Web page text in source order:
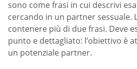
sono come frasi in cui descrivi
cercando in un partner sessuale.
contenere più di due frasi. Deve
punto e dettagliato: l’obiettivo è
un potenziale partner.